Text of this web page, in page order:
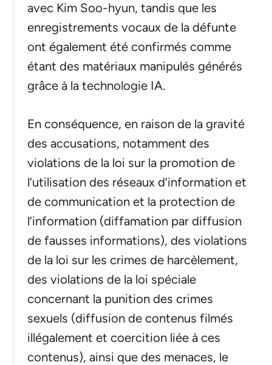
avec Kim Soo-hyun, tandis que les
enregistrements vocaux de la défunte
ont également été confirmés comme
étant des matériaux manipulés générés
grâce à la technologie IA.
En conséquence, en raison de la gravité
des accusations, notamment des
violations de la loi sur la promotion de
l’utilisation des réseaux d’information et
de communication et la protection de
l’information (diffamation par diffusion
de fausses informations), des violations
de la loi sur les crimes de harcèlement,
des violations de la loi spéciale
concernant la punition des crimes
sexuels (diffusion de contenus filmés
illégalement et coercition liée à ces
contenus), ainsi que des menaces, le